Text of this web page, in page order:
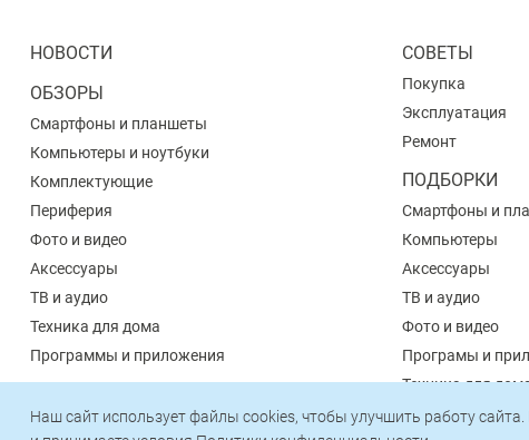
НОВОСТИ
ОБЗОРЫ
Смартфоны и планшеты
Компьютеры и ноутбуки
Комплектующие
Периферия
Фото и видео
Аксессуары
ТВ и аудио
Техника для дома
Программы и приложения
СОВЕТЫ
Покупка
Эксплуатация
Ремонт
ПОДБОРКИ
Смартфоны и
Компьютеры
Аксессуары
ТВ и аудио
Фото и видео
Програмы и
Техника для
Наш сайт использует файлы cookies, чтобы улучшить работу